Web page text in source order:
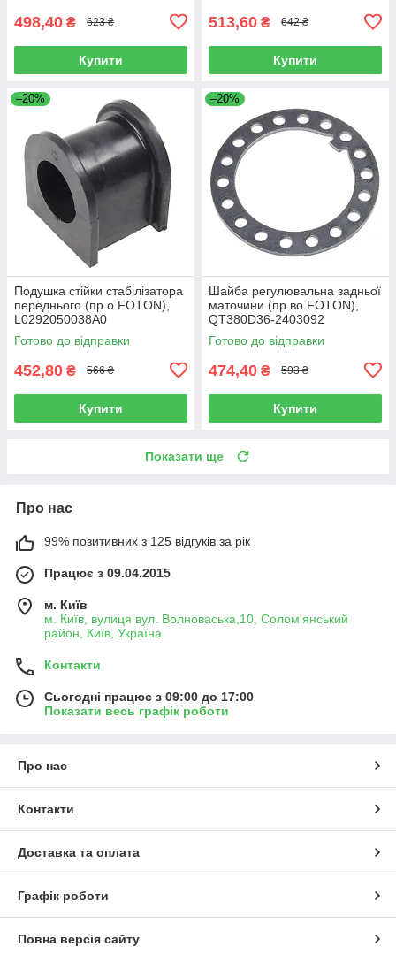
498,40 ₴ 623 ₴
Купити
513,60 ₴ 642 ₴
Купити
–20%
Подушка стійки стабілізатора
переднього (пр.о FOTON),
L0292050038A0
Готово до відправки
452,80 ₴ 566 ₴
Купити
–20%
Шайба регулювальна задньої
маточини (пр.во FOTON),
QT380D36-2403092
Готово до відправки
474,40 ₴ 593 ₴
Купити
Показати ще
Про нас
99% позитивних з 125 відгуків за рік
Працює з 09.04.2015
м. Київ
м. Київ, вулиця вул. Волноваська,10, Солом'янський
район, Київ, Україна
Контакти
Сьогодні працює з 09:00 до 17:00
Показати весь графік роботи
Про нас
Контакти
Доставка та оплата
Графік роботи
Повна версія сайту